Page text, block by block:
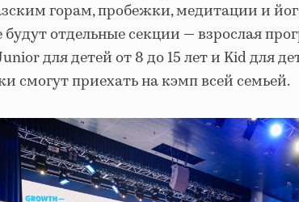
горам, пробежки, медитации и
будут отдельные секции — взрослая
для детей от 8 до 15 лет и Kid для
смогут приехать на кэмп всей семьей.